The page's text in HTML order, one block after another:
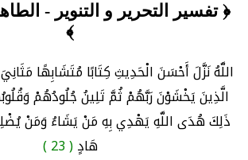
﴿ تفسير التحرير و التنوير -
﴾
اللَّهُ نَزَّلَ أَحْسَنَ الْحَدِيثِ كِتَابًا مُتَشَابِهًا
الَّذِينَ يَخْشَوْنَ رَبَّهُمْ ثُمَّ تَلِينُ جُلُودُهُمْ
ذَلِكَ هُدَى اللَّهِ يَهْدِي بِهِ مَنْ يَشَاءُ وَمَنْ
هَادٍ( 23 )